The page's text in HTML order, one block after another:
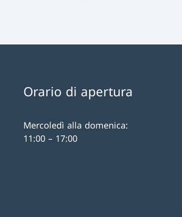
Orario di apertura
Mercoledì alla domenica:
11:00 – 17:00